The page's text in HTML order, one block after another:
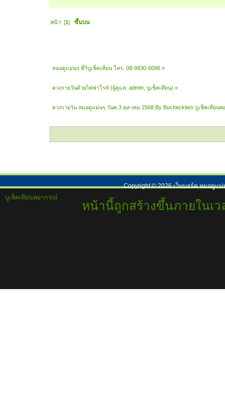
หน้า: [1]ขึ้นบน
หมอดูแม่นๆ พี่วิบูเช็คเทียน โทร. 08-9930-6096 »
ดวงรายวันด้วยไพ่ฟาโรห์ (ผู้ดูแล:admin,บูเช็คเทียน) »
ดวงรายวัน หมอดูแม่นๆ วันศ.3 ตุลาคม 2568 By Buchecktien บูเช็คเทียน
Copyright ©2026เว็บบอร์ด หมอดูแม่
บูเช็คเทียนพยากรณ์
หน้านี้ถูกสร้างขึ้นภายในเว